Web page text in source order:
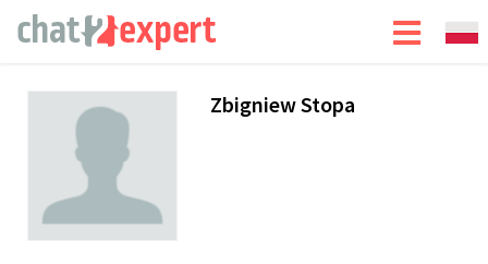
Zbigniew Stopa